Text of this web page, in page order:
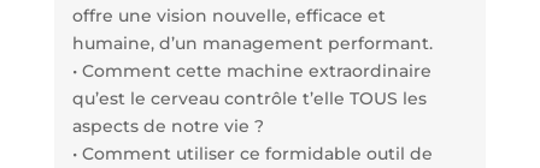
offre une vision nouvelle, efficace et
humaine, d’un management performant.
• Comment cette machine extraordinaire
qu’est le cerveau contrôle t’elle TOUS les
aspects de notre vie ?
• Comment utiliser ce formidable outil de